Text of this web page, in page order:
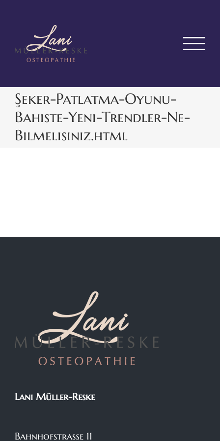
springen
Şeker-Patlatma-Oyunu-
Bahiste-Yeni-Trendler-Ne-
Bilmelisiniz.html
Lani Müller-Reske
Bahnhofstraße 11